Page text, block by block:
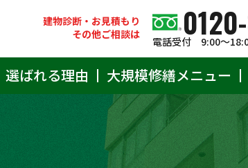
建物診断・お見積もり
その他ご相談は
電話受付 9:00〜
選ばれる理由
大規模修繕メニュー